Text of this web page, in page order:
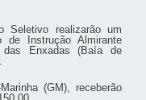
Seletivo realizarão um
Instrução Almirante
das Enxadas (Baía de
(GM), receberão